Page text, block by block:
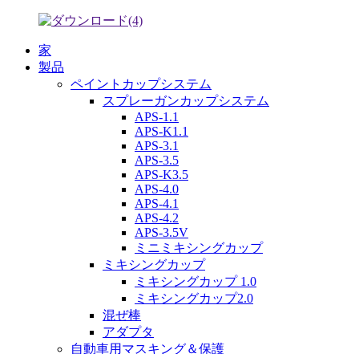
家
製品
ペイントカップシステム
スプレーガンカップシステム
APS-1.1
APS-K1.1
APS-3.1
APS-3.5
APS-K3.5
APS-4.0
APS-4.1
APS-4.2
APS-3.5V
ミニミキシングカップ
ミキシングカップ
ミキシングカップ 1.0
ミキシングカップ2.0
混ぜ棒
アダプタ
自動車用マスキング＆保護